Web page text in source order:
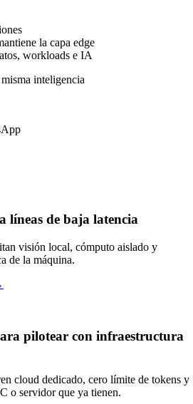
respuesta a nivel de línea
infraestructura ya instalada
la capa edge
workloads e IA
inteligencia
de baja latencia
visión local, cómputo aislado y
de la máquina.
pilotear con infraestructura